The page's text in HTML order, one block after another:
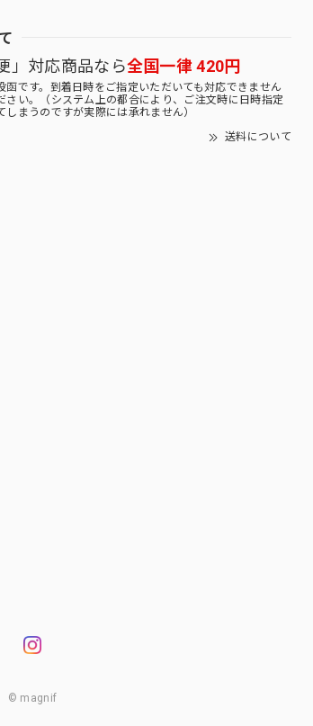
」対応商品なら全国一律 420円
函です。到着日時をご指定いただいても対応できません
さい。（システム上の都合により、ご注文時に日時指定
しまうのですが実際には承れません）
送料について
© magnif